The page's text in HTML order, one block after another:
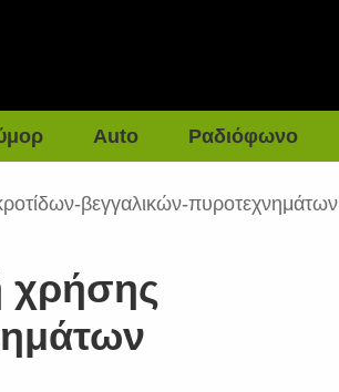
Auto Ραδιόφωνο
βεγγαλικών-πυροτεχνημάτων
χρήσης